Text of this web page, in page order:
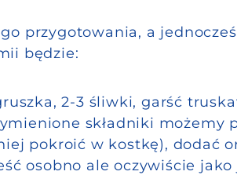
przygotowania, a
będzie:
2-3 śliwki, garść
składniki możemy
pokroić w kostkę), dodać
osobno ale oczywiście jako